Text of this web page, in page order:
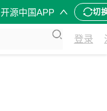
开源中国APP 切
登录